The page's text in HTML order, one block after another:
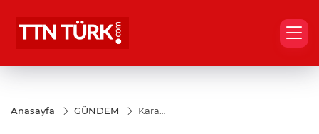
Anasayfa GÜNDEM
Kara